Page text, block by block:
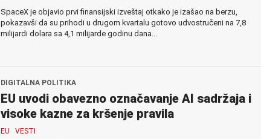
SpaceX je objavio prvi finansijski izveštaj otkako je izašao na berzu,
pokazavši da su prihodi u drugom kvartalu gotovo udvostručeni na 7,8
milijardi dolara sa 4,1 milijarde godinu dana...
DIGITALNA POLITIKA
EU uvodi obavezno označavanje AI sadržaja i
visoke kazne za kršenje pravila
EU VESTI